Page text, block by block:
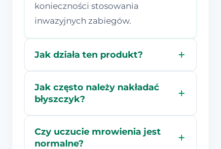
konieczności stosowania
inwazyjnych zabiegów.
Jak działa ten produkt?
Jak często należy nakładać
błyszczyk?
Czy uczucie mrowienia jest
normalne?